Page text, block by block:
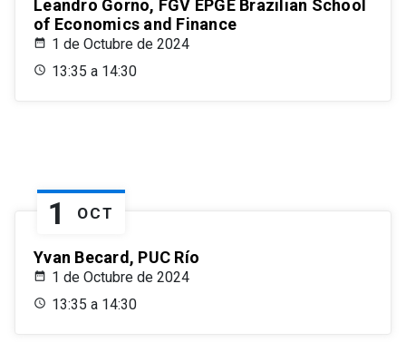
Leandro Gorno, FGV EPGE Brazilian School
of Economics and Finance
1 de Octubre de 2024
13:35 a 14:30
1 OCT
Yvan Becard, PUC Río
1 de Octubre de 2024
13:35 a 14:30